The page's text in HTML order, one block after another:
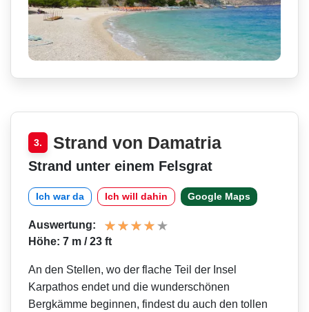
3. Strand von Damatria
Strand unter einem Felsgrat
Ich war da Ich will dahin Google Maps
Auswertung:
Höhe: 7 m / 23 ft
An den Stellen, wo der flache Teil der Insel
Karpathos endet und die wunderschönen
Bergkämme beginnen, findest du auch den tollen